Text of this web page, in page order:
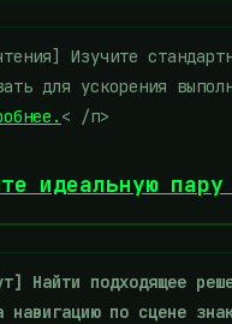
Изучите
для ускорения
< /п>
идеальную пару
Найти подходящее
навигацию по сцене